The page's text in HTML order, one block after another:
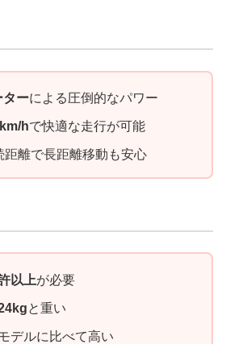
ターによる圧倒的なパワー
hで快適な走行が可能
距離で長距離移動も安心
以上が必要
と重い
デルに比べて高い